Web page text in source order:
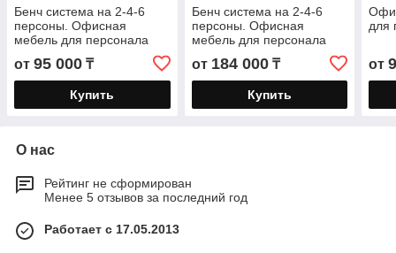
Бенч система на 2-4-6
персоны. Офисная
мебель для персонала
от 95 000 ₸
Купить
Бенч система на 2-4-6
персоны. Офисная
мебель для персонала
от 184 000₸
Купить
для
от
О нас
Рейтинг не сформирован
Менее 5 отзывов за последний год
Работает с 17.05.2013